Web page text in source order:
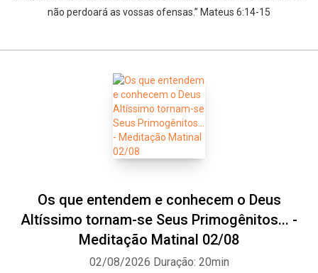
não perdoará as vossas ofensas.” Mateus 6:14-15
Os que entendem e conhecem o Deus
Altíssimo tornam-se Seus Primogênitos... -
Meditação Matinal 02/08
02/08/2026 Duração: 20min